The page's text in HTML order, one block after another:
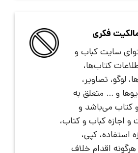
فکری
سایت کباب و
کتاب‌ها،
لوگو، تصاویر،
و … متعلق به
کتاب می‌باشد و
اجازه کباب و کتاب،
کپی،
هرگونه اقدام خلاف